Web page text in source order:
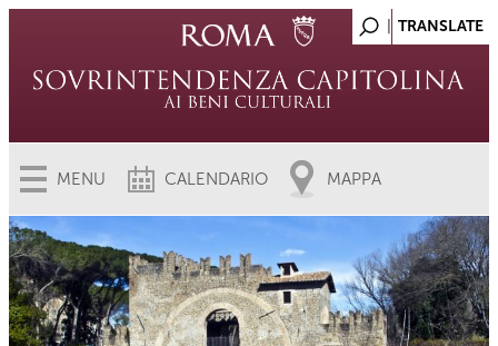
MENU CALENDARIO MAPPA